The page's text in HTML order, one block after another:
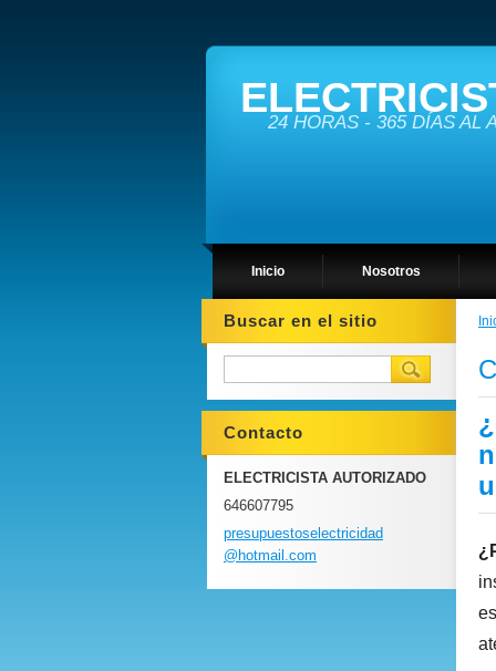
24 HORAS - 365 DÍAS AL
Inicio Nosotros
Buscar en el sitio
Contacto
ELECTRICISTA AUTORIZADO
646607795
presupuestoselectricidad
@hotmail .com